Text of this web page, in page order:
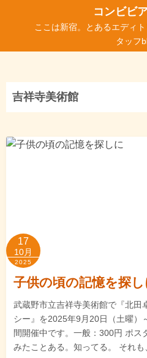
ン
ッ
コンビビ
ここは新宿。とあるエディ
タッフ
吉祥寺美術館
17
10月
2025
子供の頃の記憶を探し
武蔵野市立吉祥寺美術館で『北
シー』を2025年9月20日（土曜）
間開催中です。一般：300円 ポス
みたことある。知ってる。 それ